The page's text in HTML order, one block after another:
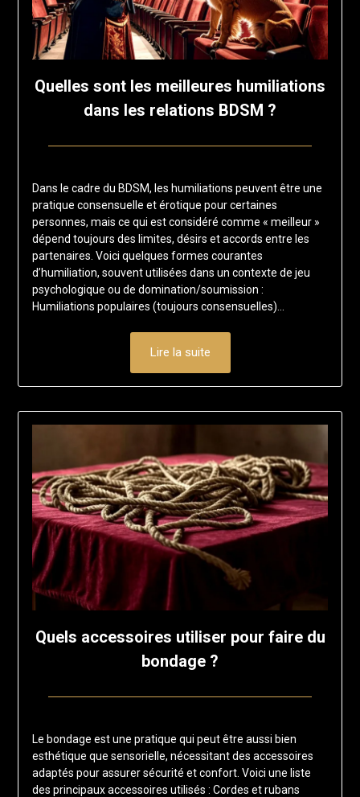
Quelles sont les meilleures humiliations
dans les relations BDSM ?
5
mai
2025
Dans le cadre du BDSM, les humiliations peuvent être une
pratique consensuelle et érotique pour certaines
personnes, mais ce qui est considéré comme « meilleur »
dépend toujours des limites, désirs et accords entre les
partenaires. Voici quelques formes courantes
d’humiliation, souvent utilisées dans un contexte de jeu
psychologique ou de domination/soumission :
Humiliations populaires (toujours consensuelles)…
Lire la suite
Quels accessoires utiliser pour faire du
bondage ?
4
février
2025
Le bondage est une pratique qui peut être aussi bien
esthétique que sensorielle, nécessitant des accessoires
adaptés pour assurer sécurité et confort. Voici une liste
des principaux accessoires utilisés : Cordes et rubans